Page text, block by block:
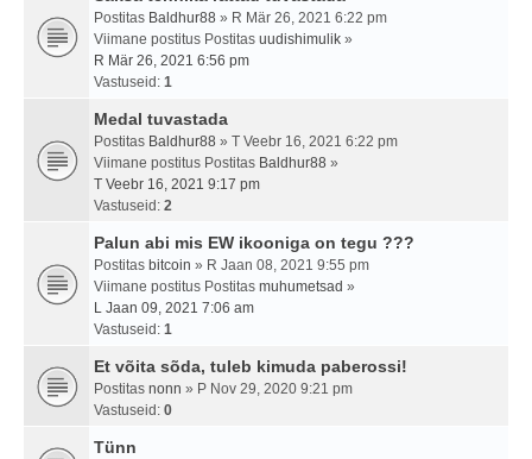
Postitas Baldhur88 » R Mär 26, 2021 6:22 pm
Viimane postitus Postitas uudishimulik »
R Mär 26, 2021 6:56 pm
Vastuseid: 1
Medal tuvastada
Postitas Baldhur88 » T Veebr 16, 2021 6:22 pm
Viimane postitus Postitas Baldhur88 »
T Veebr 16, 2021 9:17 pm
Vastuseid: 2
Palun abi mis EW ikooniga on tegu ???
Postitas bitcoin » R Jaan 08, 2021 9:55 pm
Viimane postitus Postitas muhumetsad »
L Jaan 09, 2021 7:06 am
Vastuseid: 1
Et võita sõda, tuleb kimuda paberossi!
Postitas nonn » P Nov 29, 2020 9:21 pm
Vastuseid: 0
Tünn